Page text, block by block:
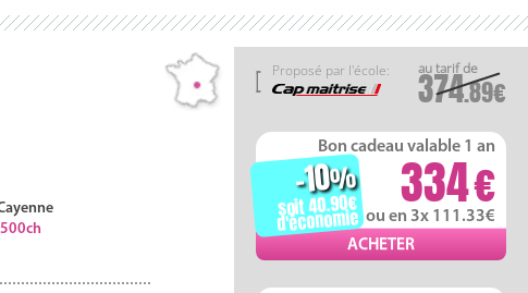
374.89
Proposé par l'école:
Bon cadeau valable 1 an
334
ou en 3x 111.33
-10%
soit 40.90
d'économie